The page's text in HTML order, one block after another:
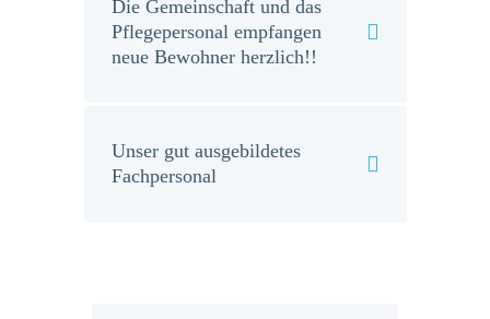
Die Gemeinschaft und das
Pflegepersonal empfangen
neue Bewohner herzlich!!
Unser gut ausgebildetes
Fachpersonal